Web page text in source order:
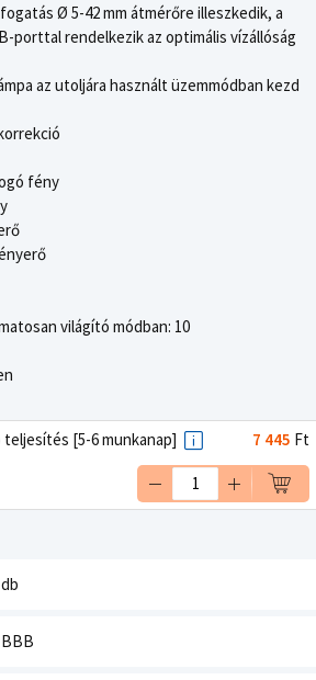
Ø 5-42 mm átmérőre illeszkedik, a
porttal rendelkezik az optimális vízállóság
az utoljára használt üzemmódban kezd
fény
világító módban: 10
teljesítés [5-6 munkanap] 7 445 Ft
db
BBB